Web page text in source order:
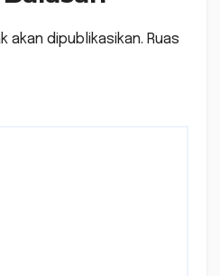
akan dipublikasikan. Ruas